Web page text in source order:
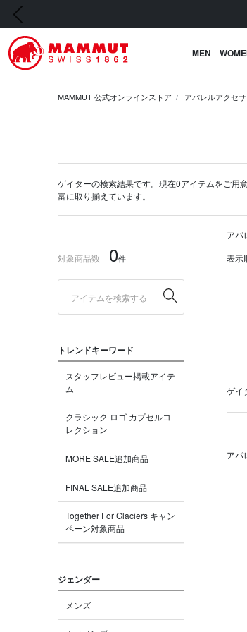
前の画像
MEN
MAMMUT 公式オンラインストア アパレルアクセ
ゲイターの検索結果です。現在0アイテムをご用
富に取り揃えています。
対象商品数 0件
トレンドキーワード
スタッフレビュー掲載アイテ
ム
クラシック ロゴ カプセルコ
レクション
MORE SALE追加商品
FINAL SALE追加商品
Together For Glaciers キャン
ペーン対象商品
ジェンダー
メンズ
アパ
表示
ゲイ
アパ